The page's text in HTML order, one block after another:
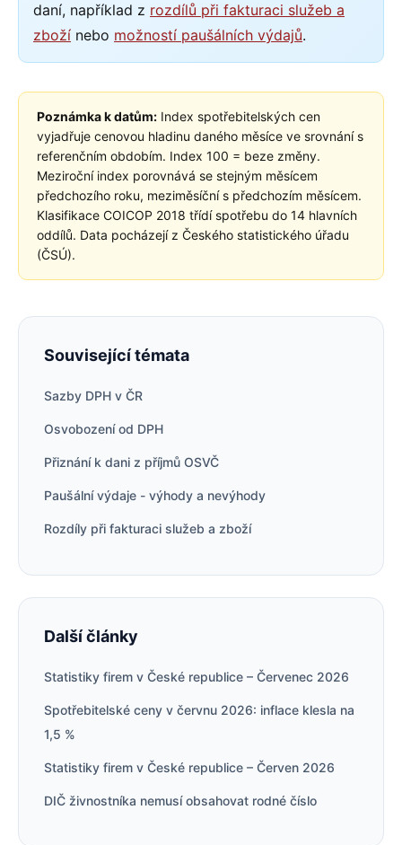
daní, například z rozdílů při fakturaci služeb a
zboží nebo možností paušálních výdajů.
Poznámka k datům: Index spotřebitelských cen
vyjadřuje cenovou hladinu daného měsíce ve srovnání s
referenčním obdobím. Index 100 = beze změny.
Meziroční index porovnává se stejným měsícem
předchozího roku, meziměsíční s předchozím měsícem.
Klasifikace COICOP 2018 třídí spotřebu do 14 hlavních
oddílů. Data pocházejí z Českého statistického úřadu
(ČSÚ).
Související témata
Sazby DPH v ČR
Osvobození od DPH
Přiznání k dani z příjmů OSVČ
Paušální výdaje - výhody a nevýhody
Rozdíly při fakturaci služeb a zboží
Další články
Statistiky firem v České republice – Červenec 2026
Spotřebitelské ceny v červnu 2026: inflace klesla na
1,5 %
Statistiky firem v České republice – Červen 2026
DIČ živnostníka nemusí obsahovat rodné číslo